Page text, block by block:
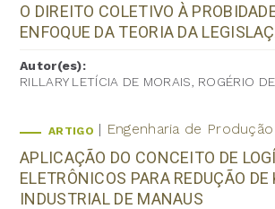
O DIREITO COLETIVO À
ENFOQUE DA TEORIA DA
Autor(es):
RILLARY LETÍCIA DE MORAIS, ROGÉRIO
ARTIGO Engenharia de Produção
APLICAÇÃO DO CONCEITO DE
ELETRÔNICOS PARA REDUÇÃO
INDUSTRIAL DE MANAUS